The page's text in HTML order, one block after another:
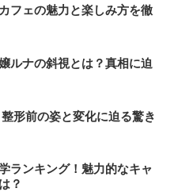
フェの魅力と楽しみ方を徹
ルナの斜視とは？真相に迫
形前の姿と変化に迫る驚き
ランキング！魅力的なキャ
？